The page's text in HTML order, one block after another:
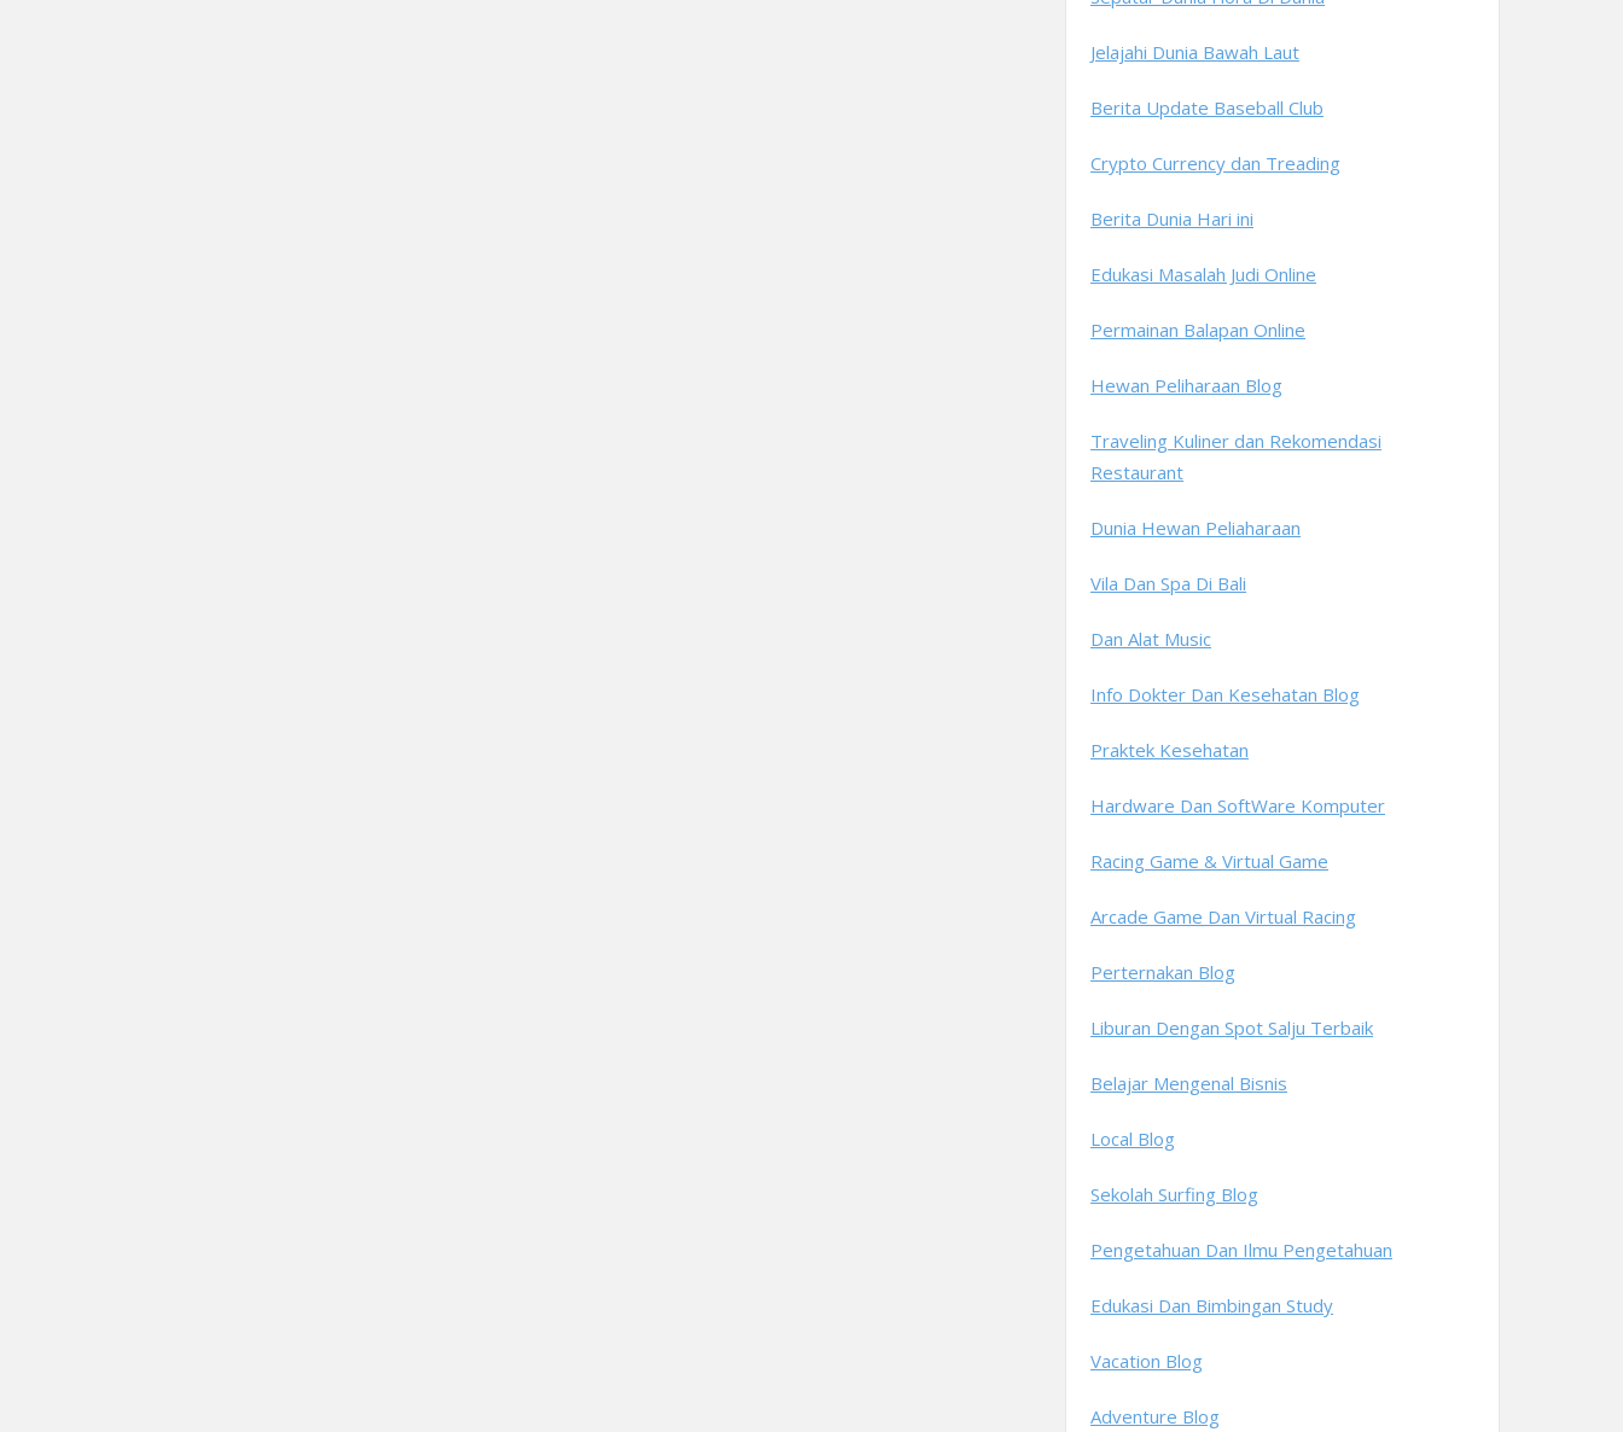
Jelajahi Dunia Bawah Laut
Berita Update Baseball Club
Crypto Currency dan Treading
Berita Dunia Hari ini
Edukasi Masalah Judi Online
Permainan Balapan Online
Hewan Peliharaan Blog
Traveling Kuliner dan Rekomendasi
Restaurant
Dunia Hewan Peliaharaan
Vila Dan Spa Di Bali
Dan Alat Music
Info Dokter Dan Kesehatan Blog
Praktek Kesehatan
Hardware Dan SoftWare Komputer
Racing Game & Virtual Game
Arcade Game Dan Virtual Racing
Perternakan Blog
Liburan Dengan Spot Salju Terbaik
Belajar Mengenal Bisnis
Local Blog
Sekolah Surfing Blog
Pengetahuan Dan Ilmu Pengetahuan
Edukasi Dan Bimbingan Study
Vacation Blog
Adventure Blog